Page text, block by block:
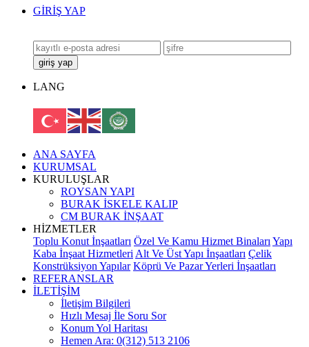
GİRİŞ YAP
LANG
ANA SAYFA
KURUMSAL
KURULUŞLAR
ROYSAN YAPI
BURAK İSKELE KALIP
CM BURAK İNŞAAT
HİZMETLER
Toplu Konut İnşaatları Özel Ve Kamu Hizmet Binaları Yapı
Kaba İnşaat Hizmetleri Alt Ve Üst Yapı İnşaatları Çelik
Konstrüksiyon Yapılar Köprü Ve Pazar Yerleri İnşaatları
REFERANSLAR
İLETİŞİM
İletişim Bilgileri
Hızlı Mesaj İle Soru Sor
Konum Yol Haritası
Hemen Ara: 0(312) 513 2106